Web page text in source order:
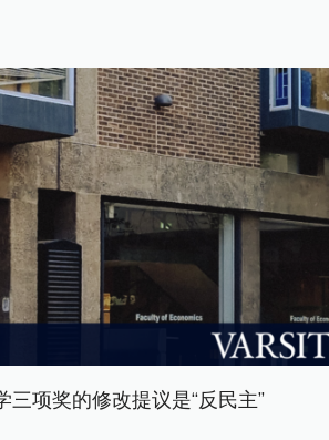
项奖的修改提议是“反民主”